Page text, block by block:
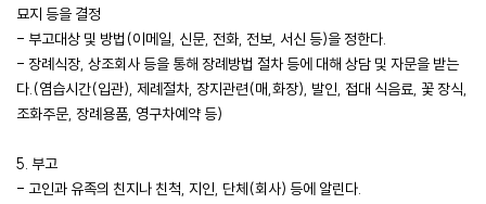
묘지 등을 결정
- 부고대상 및 방법(이메일, 신문, 전화, 전보, 서신 등)을 정한다.
- 장례식장, 상조회사 등을 통해 장례방법 절차 등에 대해 상담 및 자문을 받는
다.(염습시간(입관), 제례절차, 장지관련(매,화장), 발인, 접대 식음료, 꽃 장식,
조화주문, 장례용품, 영구차예약 등)
5. 부고
- 고인과 유족의 친지나 친척, 지인, 단체(회사) 등에 알린다.